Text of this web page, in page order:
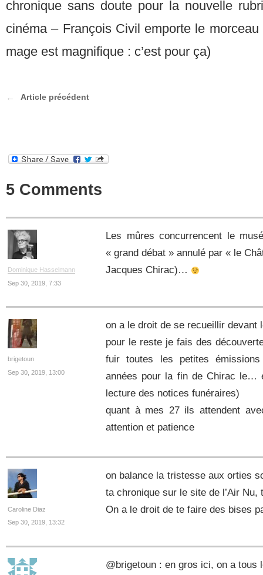
chronique sans doute pour la nouvelle
cinéma – François Civil emporte le
mage est magnifique : c’est pour ça)
Article précédent
5 Comments
Dominique Hasselmann
Sep 30, 2019, 7:33
Les mûres concurrencent le
« grand débat » annulé par « le
Jacques Chirac)…
brigetoun
Sep 30, 2019, 13:00
on a le droit de se recueillir devant
pour le reste je fais des
fuir toutes les petites
années pour la fin de Chirac le…
lecture des notices funéraires)
quant à mes 27 ils attendent
attention et patience
Caroline Diaz
Sep 30, 2019, 13:32
on balance la tristesse aux orties
ta chronique sur le site de l’Air Nu,
On a le droit de te faire des bises
@brigetoun : en gros ici, on a tous